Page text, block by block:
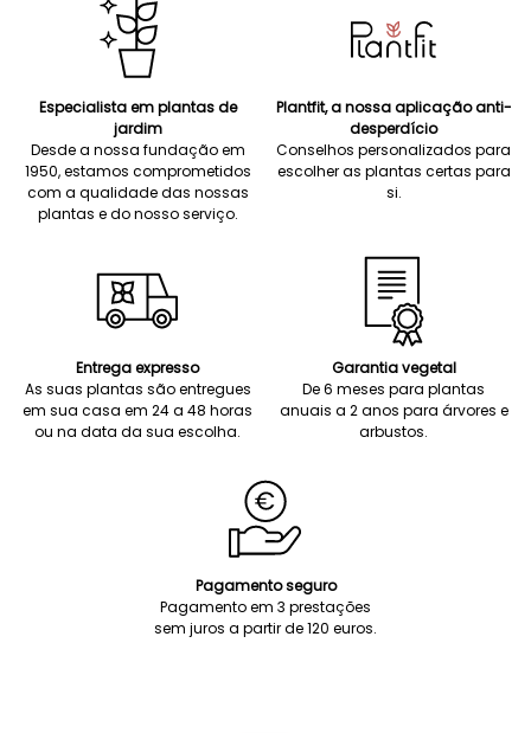
Especialista em plantas de
jardim
Desde a nossa fundação em
1950, estamos comprometidos
com a qualidade das nossas
plantas e do nosso serviço.
Plantfit, a nossa aplicação anti-
desperdício
Conselhos personalizados para
escolher as plantas certas para
si.
Entrega expresso
As suas plantas são entregues
em sua casa em 24 a 48 horas
ou na data da sua escolha.
Garantia vegetal
De 6 meses para plantas
anuais a 2 anos para árvores e
arbustos.
Pagamento seguro
Pagamento em 3 prestações
sem juros a partir de 120 euros.